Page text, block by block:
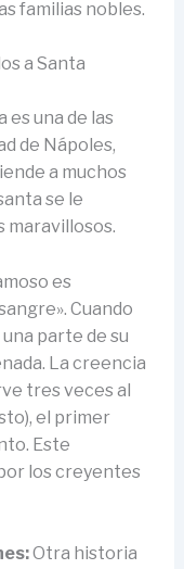
familias nobles.
a Santa
una de las
de Nápoles,
a muchos
se le
maravillosos.
es
Cuando
parte de su
La creencia
tres veces al
el primer
Este
los creyentes
Otra historia